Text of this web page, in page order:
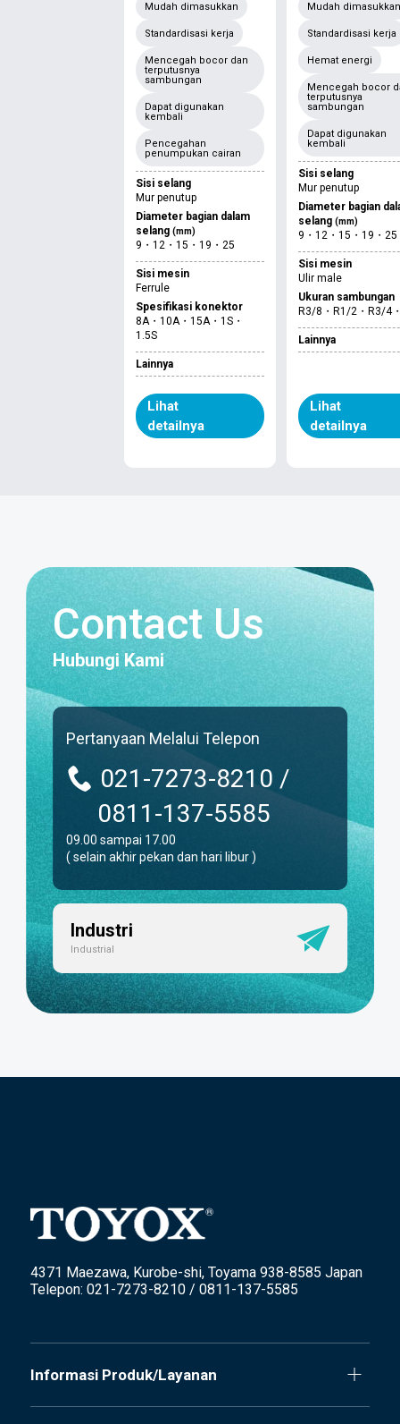
Contact Us
Hubungi Kami
Pertanyaan Melalui Telepon
021-7273-8210 /
0811-137-5585
09.00 sampai 17.00
( selain akhir pekan dan hari libur )
Industri
Industrial
4371 Maezawa, Kurobe-shi, Toyama 938-8585 Japan
Telepon: 021-7273-8210 / 0811-137-5585
Informasi Produk/Layanan